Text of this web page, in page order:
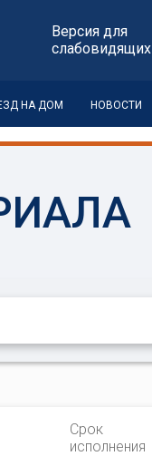
Версия для
слабовидящих
НА ДОМ НОВОСТИ
Срок
исполнения